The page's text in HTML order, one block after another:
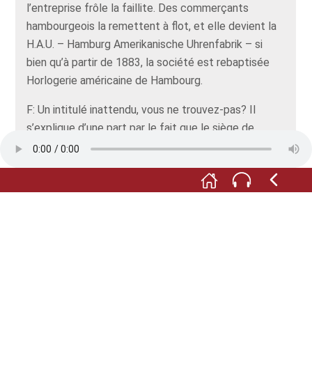
l’entreprise frôle la faillite. Des commerçants
hambourgeois la remettent à flot, et elle devient la
H.A.U. – Hamburg Amerikanische Uhrenfabrik – si
bien qu’à partir de 1883, la société est rebaptisée
Horlogerie américaine de Hambourg.
F: Un intitulé inattendu, vous ne trouvez-pas? Il
s’explique d’une part par le fait que le siège de
l’entreprise est situé à Hambourg, et d’autre part par
américain. Les ateliers de production, pour leur part,